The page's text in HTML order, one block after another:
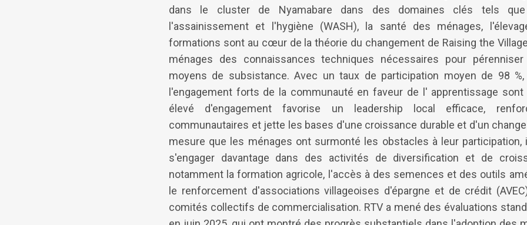
dans le cluster de Nyamabare dans des domaines clés tels que
l'assainissement et l'hygiène (WASH), la santé des ménages,
formations sont au cœur de la théorie du changement de Raising the
ménages des connaissances techniques nécessaires pour
moyens de subsistance. Avec un taux de participation moyen de 98
l'engagement forts de la communauté en faveur de l' apprentissage sont
élevé d'engagement favorise un leadership local efficace,
communautaires et jette les bases d'une croissance durable et d'un
mesure que les ménages ont surmonté les obstacles à leur
s'engager davantage dans des activités de diversification et de
notamment la formation agricole, l'accès à des semences et des outils
le renforcement d'associations villageoises d'épargne et de crédit
comités collectifs de commercialisation. RTV a mené des évaluations